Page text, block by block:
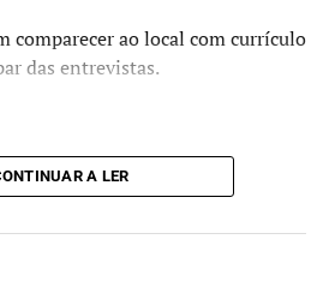
comparecer ao local com currículo
das entrevistas.
A LER